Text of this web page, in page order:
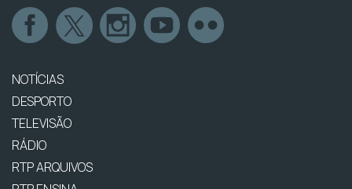
NOTÍCIAS
DESPORTO
TELEVISÃO
RÁDIO
RTP ARQUIVOS